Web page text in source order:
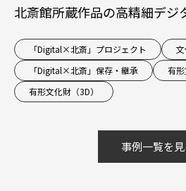
北斎館所蔵作品の高精細デジ
「Digital×北斎」プロジェクト
「Digital×北斎」保存・継承
有形
有形文化財（3D）
事例一覧を見